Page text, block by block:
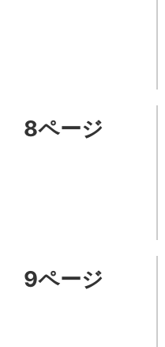
8ページ
9ページ